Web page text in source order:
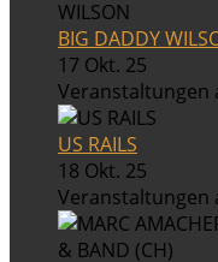
BIG DADDY
17 Okt. 25
Veranstaltungen
US RAILS
18 Okt. 25
Veranstaltungen